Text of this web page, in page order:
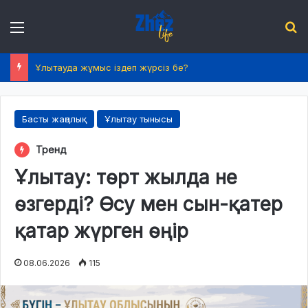
Басты жаңалық Ұлытау тынысы
Тренд
Ұлытау: төрт жылда не
өзгерді? Өсу мен сын-қатер
қатар жүрген өңір
08.06.2026 115